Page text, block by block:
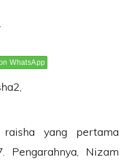
WhatsApp
raisha yang pertama
Pengarahnya, Nizam